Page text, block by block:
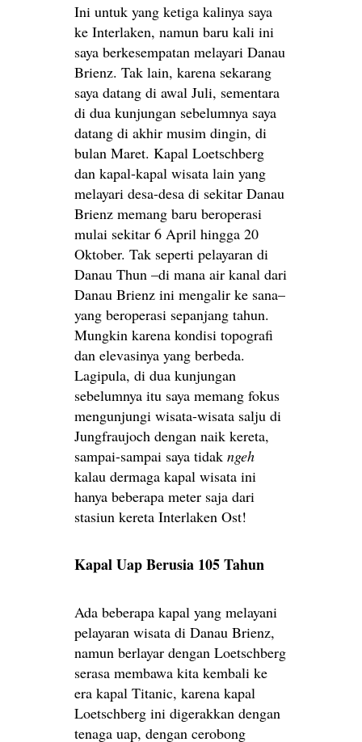
Ini untuk yang ketiga kalinya saya
ke Interlaken, namun baru kali ini
saya berkesempatan melayari Danau
Brienz. Tak lain, karena sekarang
saya datang di awal Juli, sementara
di dua kunjungan sebelumnya saya
datang di akhir musim dingin, di
bulan Maret. Kapal Loetschberg
dan kapal-kapal wisata lain yang
melayari desa-desa di sekitar Danau
Brienz memang baru beroperasi
mulai sekitar 6 April hingga 20
Oktober. Tak seperti pelayaran di
Danau Thun –di mana air kanal dari
Danau Brienz ini mengalir ke sana–
yang beroperasi sepanjang tahun.
Mungkin karena kondisi topografi
dan elevasinya yang berbeda.
Lagipula, di dua kunjungan
sebelumnya itu saya memang fokus
mengunjungi wisata-wisata salju di
Jungfraujoch dengan naik kereta,
sampai-sampai saya tidak ngeh
kalau dermaga kapal wisata ini
hanya beberapa meter saja dari
stasiun kereta Interlaken Ost!
Kapal Uap Berusia 105 Tahun
Ada beberapa kapal yang melayani
pelayaran wisata di Danau Brienz,
namun berlayar dengan Loetschberg
serasa membawa kita kembali ke
era kapal Titanic, karena kapal
Loetschberg ini digerakkan dengan
tenaga uap, dengan cerobong